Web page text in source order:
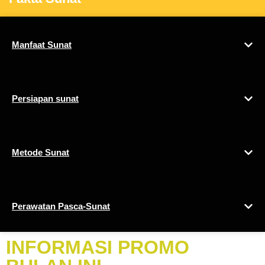
Manfaat Sunat
Persiapan sunat
Metode Sunat
Perawatan Pasca-Sunat
INFORMASI PROMO